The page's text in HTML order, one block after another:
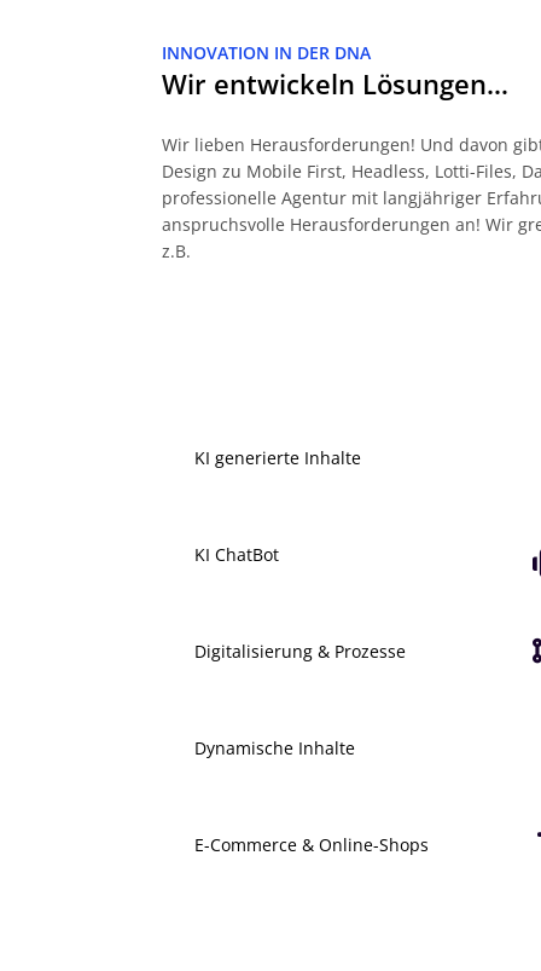
INNOVATION IN DER DNA
Wir entwickeln Lösungen…
Wir lieben Herausforderungen! Und davon
Design zu Mobile First, Headless, Lotti-Files,
professionelle Agentur mit langjähriger
anspruchsvolle Herausforderungen an! Wir
z.B.
KI generierte Inhalte
KI ChatBot
Digitalisierung & Prozesse
Dynamische Inhalte
E-Commerce & Online-Shops